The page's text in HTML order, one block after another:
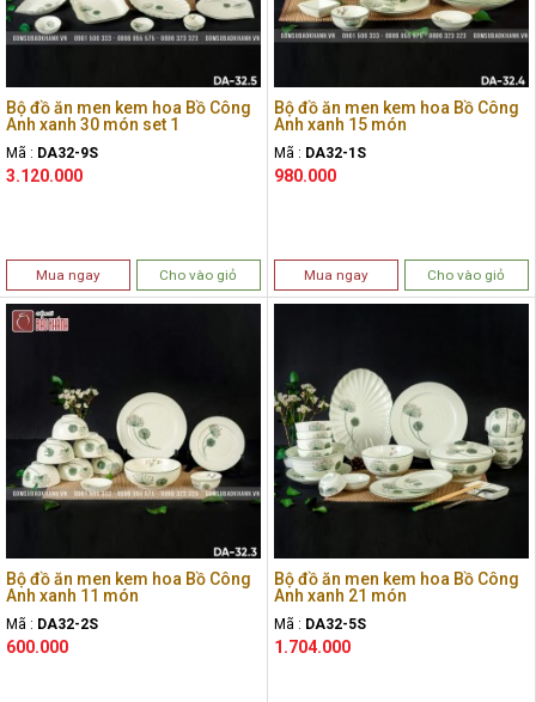
Bộ đồ ăn men kem hoa Bồ Công
Anh xanh 30 món set 1
Mã : DA32-9S
3.120.000
Mua ngay Cho vào giỏ
Bộ đồ ăn men kem hoa Bồ Công
Anh xanh 15 món
Mã : DA32-1S
980.000
Mua ngay Cho vào giỏ
Bộ đồ ăn men kem hoa Bồ Công
Anh xanh 11 món
Mã : DA32-2S
600.000
Bộ đồ ăn men kem hoa Bồ Công
Anh xanh 21 món
Mã : DA32-5S
1.704.000